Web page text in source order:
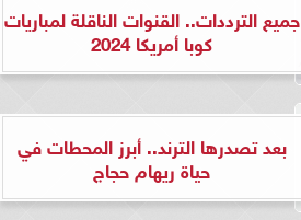
جميع الترددات.. القنوات الناقلة لمباريات
كوبا أمريكا 2024
بعد تصدرها الترند.. أبرز المحطات في
حياة ريهام حجاج